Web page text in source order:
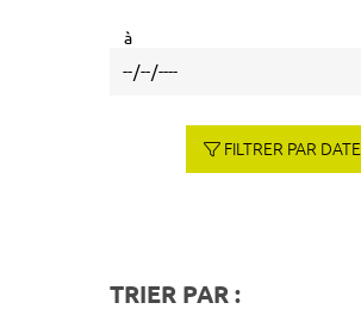
à
FILTRER PAR DATE
TRIER PAR :